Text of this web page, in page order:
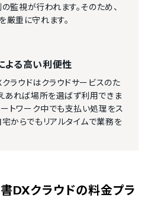
視が行われます。そのため、
重に守れます。
よる高い利便性
ラウドはクラウドサービスのた
あれば場所を選ばず利用できま
ートワーク中でも支払い処理をス
からでもリアルタイムで業務を
DXクラウドの料金プラ